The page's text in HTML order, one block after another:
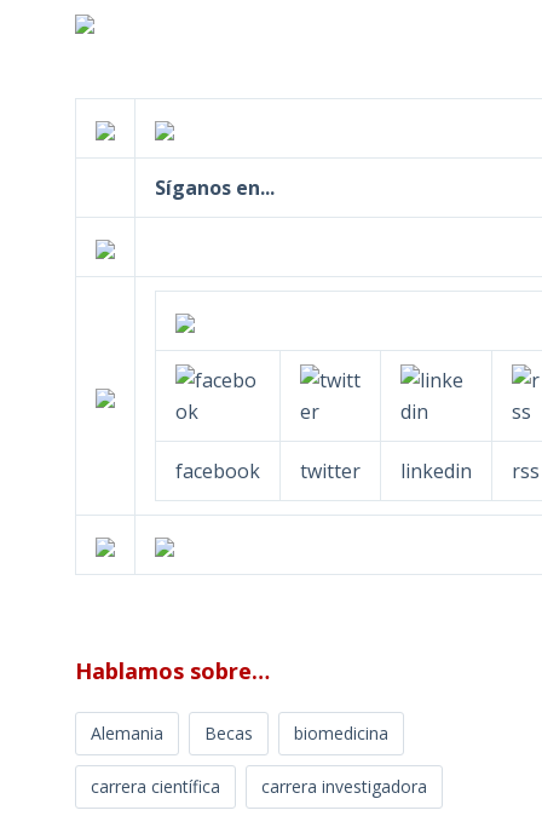
Síganos en...
facebook twitter linkedin rss
Hablamos sobre…
Alemania Becas biomedicina
carrera científica carrera investigadora